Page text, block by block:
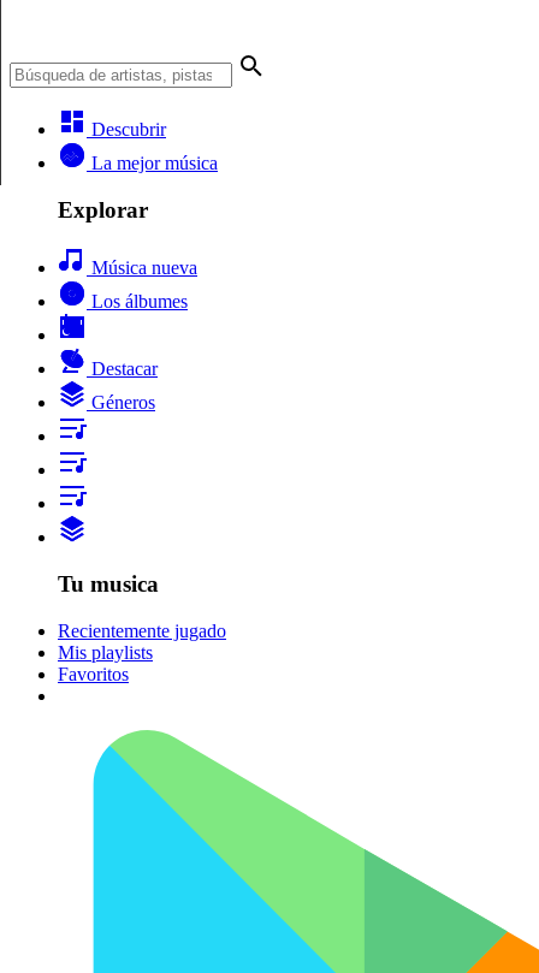
Descubrir
La mejor música
Explorar
Música nueva
Los álbumes
Destacar
Géneros
Tu musica
Recientemente jugado
Mis playlists
Favoritos